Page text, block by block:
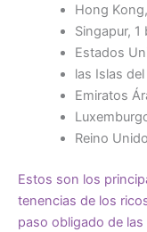
Hong
Singapur, 1
Estados
las Islas
Emiratos
Reino
Estos son los
tenencias de los
paso obligado de